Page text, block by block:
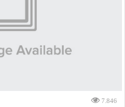
7.846